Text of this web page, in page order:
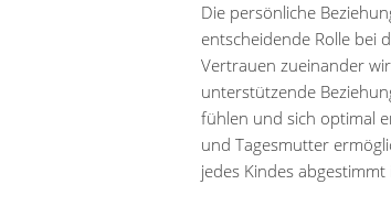
Die persönliche
entscheidende Rolle bei
Vertrauen zueinander
unterstützende
fühlen und sich optimal
und Tagesmutter
jedes Kindes abgestimmt